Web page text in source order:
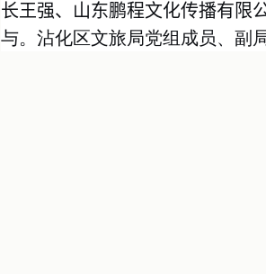
长王强、山东鹏程文化传播有限
与。沾化区文旅局党组成员、副